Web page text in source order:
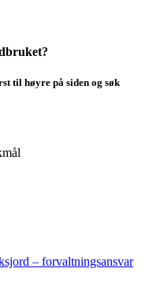
til høyre på siden og søk
– forvaltningsansvar